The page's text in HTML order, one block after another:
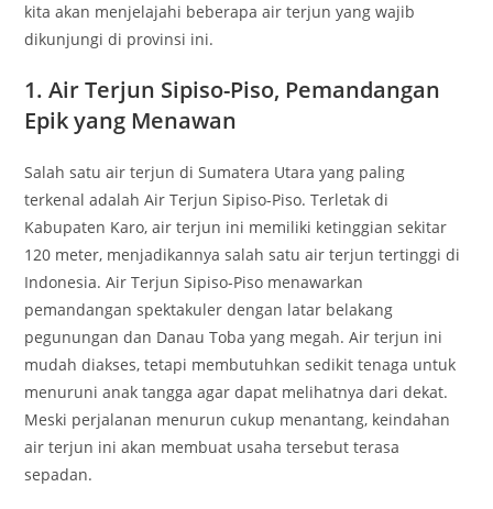
kita akan menjelajahi beberapa air terjun yang wajib
dikunjungi di provinsi ini.
1. Air Terjun Sipiso-Piso, Pemandangan
Epik yang Menawan
Salah satu air terjun di Sumatera Utara yang paling
terkenal adalah Air Terjun Sipiso-Piso. Terletak di
Kabupaten Karo, air terjun ini memiliki ketinggian sekitar
120 meter, menjadikannya salah satu air terjun tertinggi di
Indonesia. Air Terjun Sipiso-Piso menawarkan
pemandangan spektakuler dengan latar belakang
pegunungan dan Danau Toba yang megah. Air terjun ini
mudah diakses, tetapi membutuhkan sedikit tenaga untuk
menuruni anak tangga agar dapat melihatnya dari dekat.
Meski perjalanan menurun cukup menantang, keindahan
air terjun ini akan membuat usaha tersebut terasa
sepadan.